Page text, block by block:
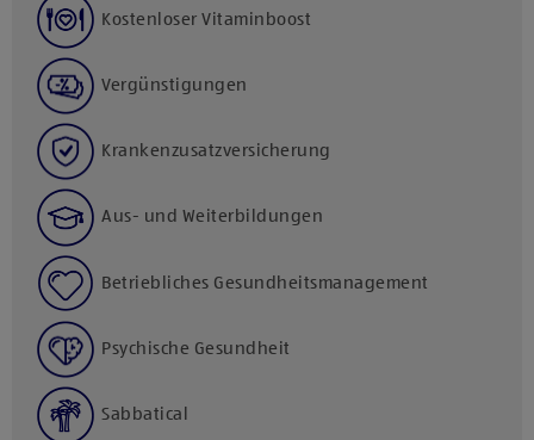
Kostenloser Vitaminboost
Vergünstigungen
Krankenzusatzversicherung
Aus- und Weiterbildungen
Betriebliches Gesundheitsmanagement
Psychische Gesundheit
Sabbatical